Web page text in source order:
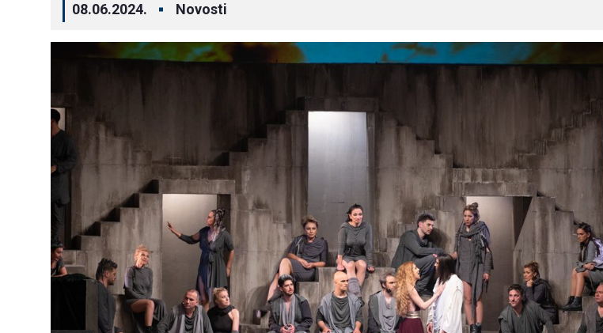
08.06.2024. Novosti